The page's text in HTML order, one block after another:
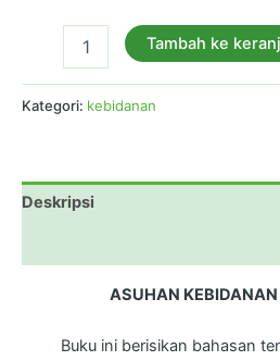
Tambah ke
Kategori: kebidanan
Deskripsi
ASUHAN
Buku ini berisikan bahasan